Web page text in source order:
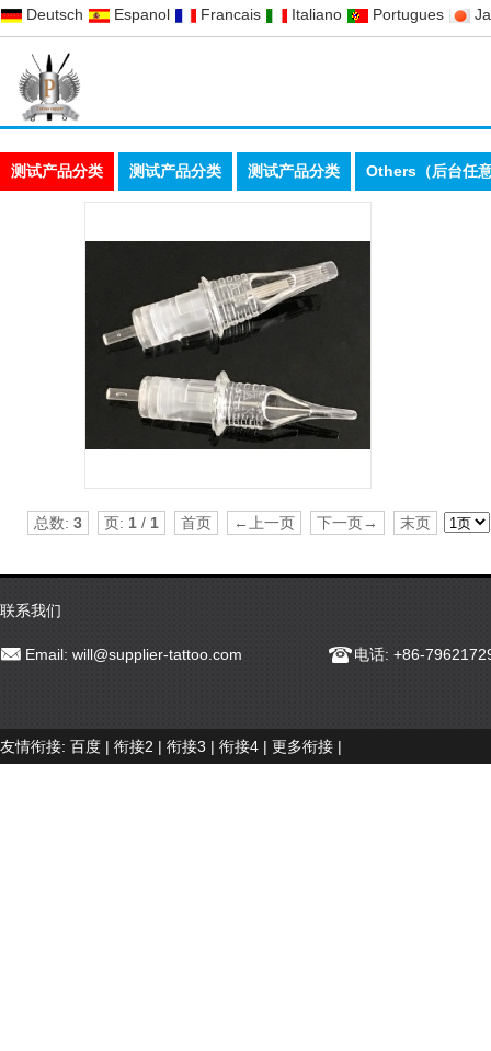
Deutsch Espanol Francais Italiano Portugues
测试产品分类 测试产品分类 测试产品分类 Others（后台任
总数: 3 页: 1 / 1 首页 ←上一页 下一页→ 末页
联系我们
Email: will@supplier-tattoo.com 电话: +86-
友情衔接: 百度 | 衔接2 | 衔接3 | 衔接4 | 更多衔接 |